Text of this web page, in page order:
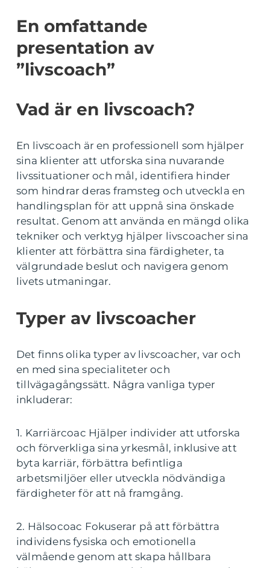
En omfattande
presentation av
”livscoach”
Vad är en livscoach?
En livscoach är en professionell som hjälper
sina klienter att utforska sina nuvarande
livssituationer och mål, identifiera hinder
som hindrar deras framsteg och utveckla en
handlingsplan för att uppnå sina önskade
resultat. Genom att använda en mängd olika
tekniker och verktyg hjälper livscoacher sina
klienter att förbättra sina färdigheter, ta
välgrundade beslut och navigera genom
livets utmaningar.
Typer av livscoacher
Det finns olika typer av livscoacher, var och
en med sina specialiteter och
tillvägagångssätt. Några vanliga typer
inkluderar:
1. Karriärcoac Hjälper individer att utforska
och förverkliga sina yrkesmål, inklusive att
byta karriär, förbättra befintliga
arbetsmiljöer eller utveckla nödvändiga
färdigheter för att nå framgång.
2. Hälsocoac Fokuserar på att förbättra
individens fysiska och emotionella
välmående genom att skapa hållbara